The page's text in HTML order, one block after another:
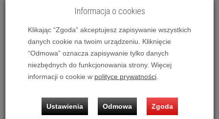
się od najlepszych i dodawanie własnego smaku do
miksu, stworzyło niezwykle popularne i chwalone
przez krytyków kolumny, a teraz ewoluowało w
naszą najlepiej brzmiącą kolumnę głośnikową do tej
pory. A10 to coś, z czego jesteśmy naprawdę dumni,
zarówno pod względem dźwięku, wyglądu, jak i
naszej pasji do niesamowitego dźwięku high-end,
świetnej inżynierii i produktów o wysokiej wartości.
Informacja o cookies
Klikając “Zgoda” akceptujesz zapisywanie wszystkich
danych cookie na twoim urządzeniu. Kliknięcie
“Odmowa” oznacza zapisywanie tylko danych
niezbędnych do funkcjonowania strony. Więcej
informacji o cookie w polityce prywatności
Ustawienia Odmowa Zgoda